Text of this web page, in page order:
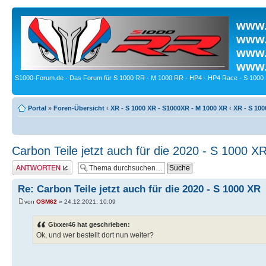
S1000-Forum.de - Das Forum für S 1000 RR - M 1000 RR - HP4 - HP4 Race - S 1000
Portal » Foren-Übersicht ‹ XR - S 1000 XR - S1000XR - M 1000 XR ‹ XR - S
Carbon Teile jetzt auch für die 2020 - S 1000
Antwort erstellen
Re: Carbon Teile jetzt auch für die 2020 - S 1000 XR
von OSM62 » 24.12.2021, 10:09
Gixxer46 hat geschrieben:
Ok, und wer bestellt dort nun weiter?